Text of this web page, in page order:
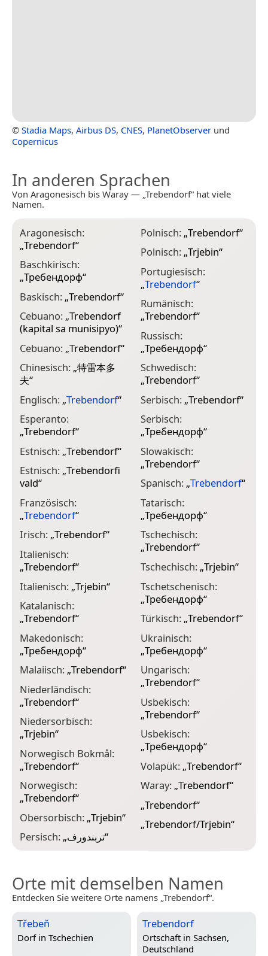
© Stadia Maps, Airbus DS, CNES, PlanetObserver und
Copernicus
In anderen Sprachen
Von Aragonesisch bis Waray — „Trebendorf“ hat viele
Namen.
Aragonesisch:
„Trebendorf“
Baschkirisch:
„Требендорф“
Baskisch: „Trebendorf“
Cebuano: „Trebendorf
(kapital sa munisipyo)“
Cebuano: „Trebendorf“
Chinesisch: „特雷本多
夫“
Englisch: „Trebendorf“
Esperanto:
„Trebendorf“
Estnisch: „Trebendorf“
Estnisch: „Trebendorfi
vald“
Französisch:
„Trebendorf“
Irisch: „Trebendorf“
Italienisch:
„Trebendorf“
Italienisch: „Trjebin“
Katalanisch:
„Trebendorf“
Makedonisch:
„Требендорф“
Malaiisch: „Trebendorf“
Niederländisch:
„Trebendorf“
Niedersorbisch:
„Trjebin“
Norwegisch Bokmål:
„Trebendorf“
Norwegisch:
„Trebendorf“
Obersorbisch: „Trjebin“
Persisch: „تربندورف“
Polnisch: „Trebendorf“
Polnisch: „Trjebin“
Portugiesisch:
„Trebendorf“
Rumänisch:
„Trebendorf“
Russisch:
„Требендорф“
Schwedisch:
„Trebendorf“
Serbisch: „Trebendorf“
Serbisch:
„Требендорф“
Slowakisch:
„Trebendorf“
Spanisch: „Trebendorf“
Tatarisch:
„Требендорф“
Tschechisch:
„Trebendorf“
Tschechisch: „Trjebin“
Tschetschenisch:
„Требендорф“
Türkisch: „Trebendorf“
Ukrainisch:
„Требендорф“
Ungarisch:
„Trebendorf“
Usbekisch:
„Trebendorf“
Usbekisch:
„Требендорф“
Volapük: „Trebendorf“
Waray: „Trebendorf“
„Trebendorf“
„Trebendorf/Trjebin“
Orte mit demselben Namen
Entdecken Sie weitere Orte namens „Trebendorf“.
Třebeň
Dorf in Tschechien
Trebendorf
Ortschaft in Sachsen,
Deutschland